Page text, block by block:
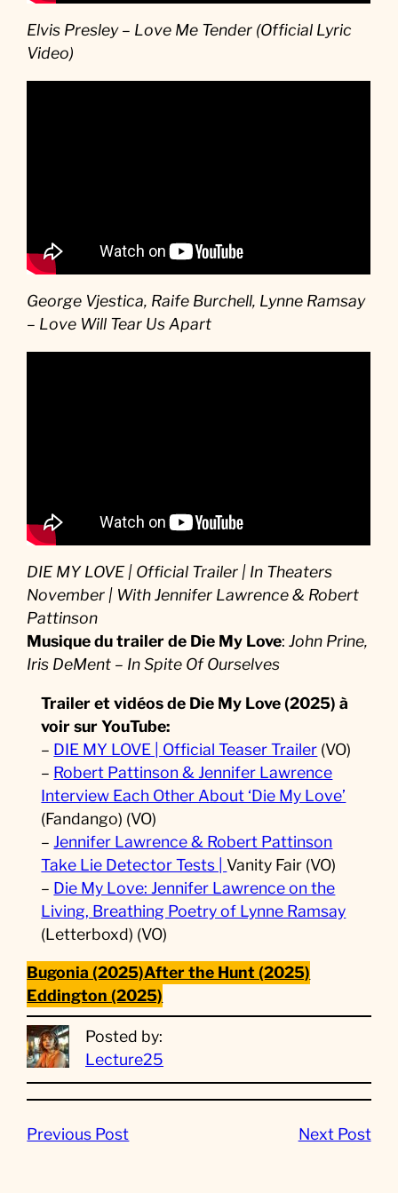
Elvis Presley – Love Me Tender (Official Lyric
Video)
George Vjestica, Raife Burchell, Lynne Ramsay
– Love Will Tear Us Apart
DIE MY LOVE | Official Trailer | In Theaters
November | With Jennifer Lawrence & Robert
Pattinson
Musique du trailer de Die My Love:John Prine,
Iris DeMent – In Spite Of Ourselves
Trailer et vidéos de Die My Love (2025) à
voir sur YouTube:
– DIE MY LOVE | Official Teaser Trailer (VO)
– Robert Pattinson & Jennifer Lawrence
Interview Each Other About ‘Die My Love’
(Fandango) (VO)
– Jennifer Lawrence & Robert Pattinson
Take Lie Detector Tests |Vanity Fair (VO)
– Die My Love: Jennifer Lawrence on the
Living, Breathing Poetry of Lynne Ramsay
(Letterboxd) (VO)
Bugonia (2025)After the Hunt (2025)
Eddington (2025)
Posted by:
Lecture25
Previous Post Next Post